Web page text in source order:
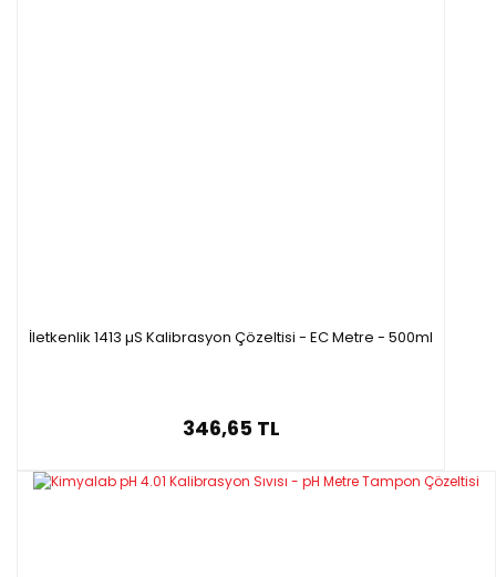
İletkenlik 1413 µS Kalibrasyon Çözeltisi - EC Metre - 500ml
346,65 TL